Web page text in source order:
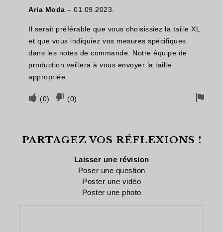
vous
a
été
utile
cela
n'a
pas
été
utile
Aria Moda – 01.09.2023.
Il serait préférable que vous choisissiez la taille XL
et que vous indiquiez vos mesures spécifiques
dans les notes de commande. Notre équipe de
production veillera à vous envoyer la taille
appropriée.
Votez
vous
(0)
Vote
cela
n'a
(0)
PARTAGEZ VOS RÉFLEXIONS !
Laisser une révision
Poser une question
Poster une vidéo
Poster une photo